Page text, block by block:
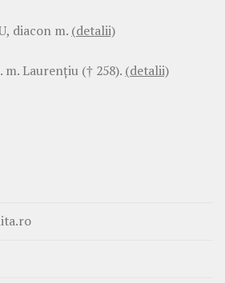
diacon m. (detalii)
m. Laurenţiu († 258). (detalii)